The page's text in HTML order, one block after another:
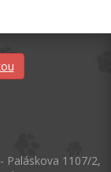
Paláskova 1107/2,